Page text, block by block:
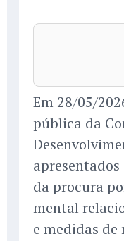
Em 28/05/
pública da
da procura
mental
e medidas de